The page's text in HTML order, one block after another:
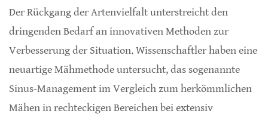
Der Rückgang der Artenvielfalt unterstreicht den
dringenden Bedarf an innovativen Methoden zur
Verbesserung der Situation. Wissenschaftler haben eine
neuartige Mähmethode untersucht, das sogenannte
Sinus-Management im Vergleich zum herkömmlichen
Mähen in rechteckigen Bereichen bei extensiv